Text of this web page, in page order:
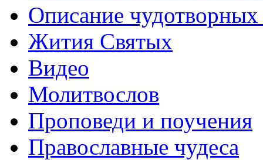
Описание
Жития Святых
Видео
Молитвослов
Проповеди и поучения
Православные чудеса